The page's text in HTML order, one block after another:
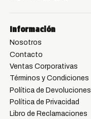
Información
Nosotros
Contacto
Ventas Corporativas
Términos y Condiciones
Política de Devoluciones
Política de Privacidad
Libro de Reclamaciones